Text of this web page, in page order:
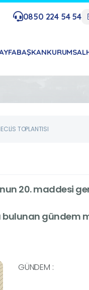
0850 224 54 54
BAŞKANKURUMSAL
TOPLANTISI
20. maddesi
bulunan gündem
GÜNDEM :